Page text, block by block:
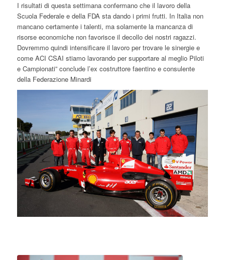
I risultati di questa settimana confermano che il lavoro della
Scuola Federale e della FDA sta dando i primi frutti. In Italia non
mancano certamente i talenti, ma solamente la mancanza di
risorse economiche non favorisce il decollo dei nostri ragazzi.
Dovremmo quindi intensificare il lavoro per trovare le sinergie e
come ACI CSAI stiamo lavorando per supportare al meglio Piloti
e Campionati” conclude l’ex costruttore faentino e consulente
della Federazione Minardi